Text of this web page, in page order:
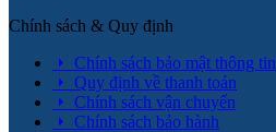
Chính sách & Quy định
Chính sách bảo mật thông tin
Quy định về thanh toán
Chính sách vận chuyển
Chính sách bảo hành